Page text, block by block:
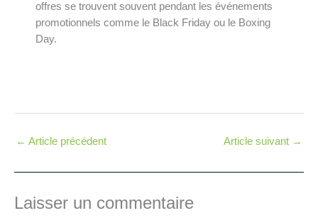
offres se trouvent souvent pendant les événements
promotionnels comme le Black Friday ou le Boxing
Day.
← Article précédent Article suivant →
Laisser un commentaire